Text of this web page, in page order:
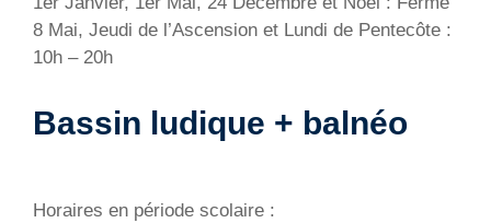
8 Mai, Jeudi de l’Ascension et Lundi de Pentecôte :
10h – 20h
Bassin ludique + balnéo
Horaires en période scolaire :